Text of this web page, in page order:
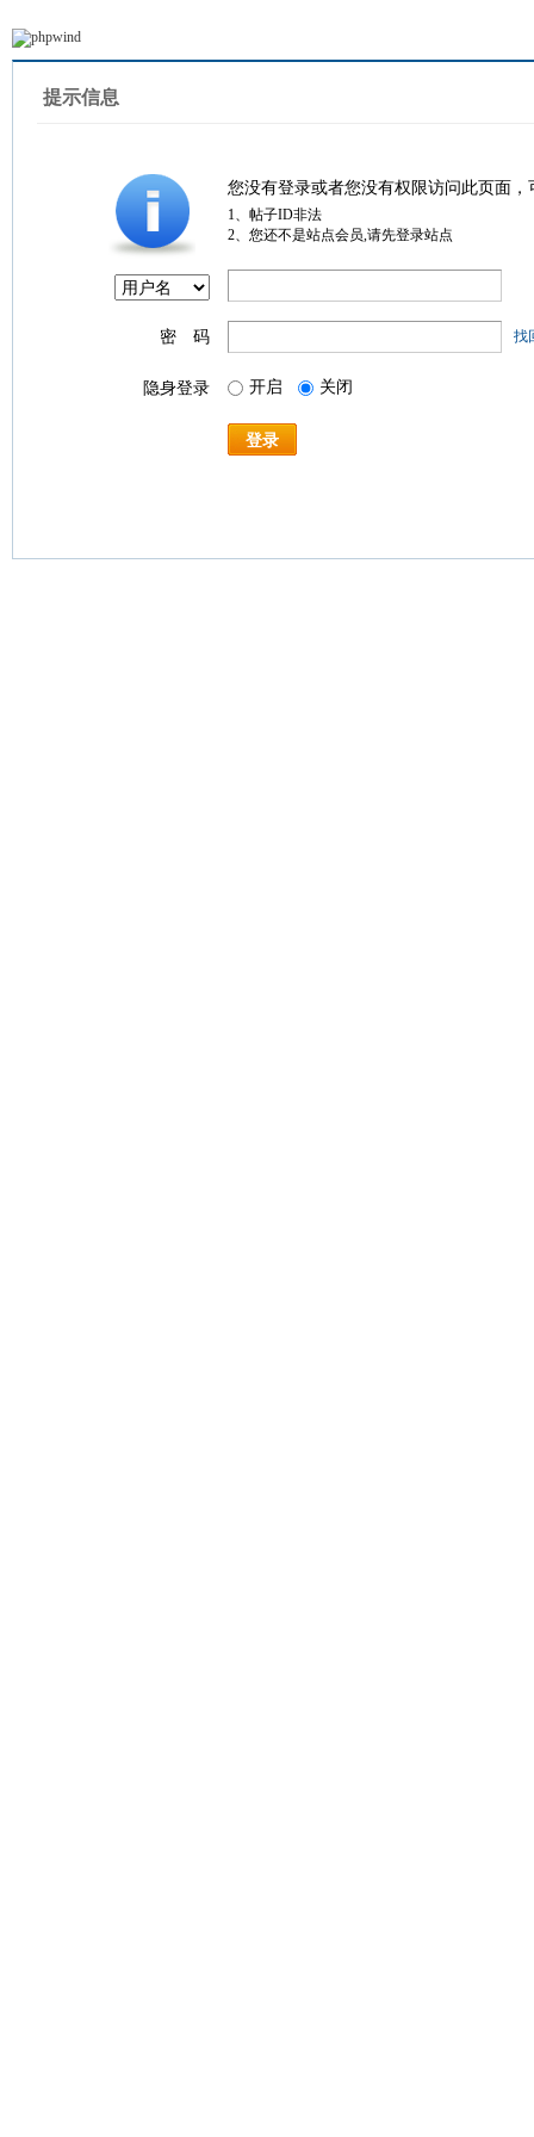
提示信息
您没有登录或者您没有权限访问此页面
1、帖子ID非法
2、您还不是站点会员,请先登录站点
密 码 找
隐身登录 开启 关闭
登录